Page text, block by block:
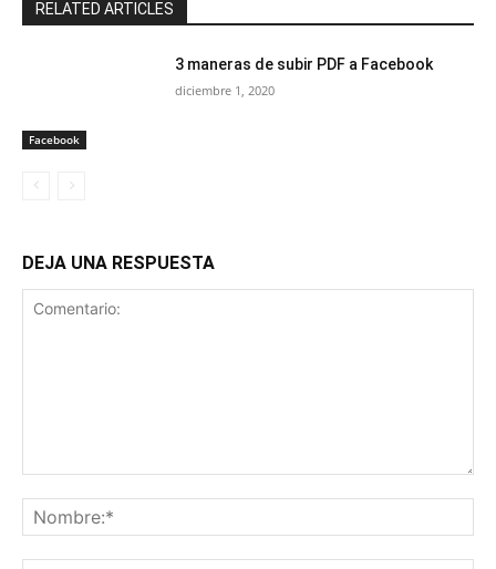
RELATED ARTICLES
Facebook
3 maneras de subir PDF a Facebook
diciembre 1, 2020
DEJA UNA RESPUESTA